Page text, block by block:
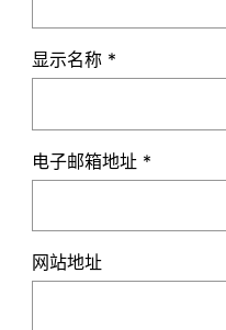
显示名称 *
电子邮箱地址 *
网站地址